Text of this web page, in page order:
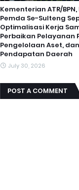
Kementerian ATR/BPN,
Pemda Se-Sulteng
Optimalisasi Kerja
Perbaikan Pelayanan
Pengelolaan Aset, dan
Pendapatan Daerah
July 30, 2026
POST A COMMENT